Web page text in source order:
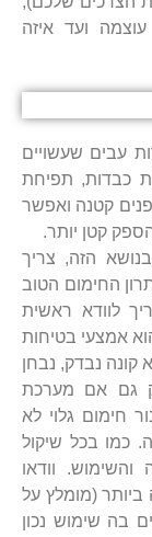
ועד איזה
עבים שעשויים
כבדות, תפיחת
קטנה ואפשר
קטן יותר.
הזה, צריך
החימום הטוב
לוודא ראשית
אמצעי בטיחות
קונה נבדק, נבחן
גם אם מערכת
חימום גלוי לא
כמו בכל שיקול
וודאו
(מומלץ על
בה שימוש נכון